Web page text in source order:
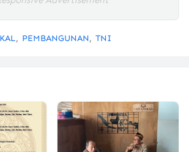
PEMBANGUNAN TNI